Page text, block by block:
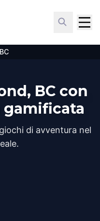
BC con
di avventura nel